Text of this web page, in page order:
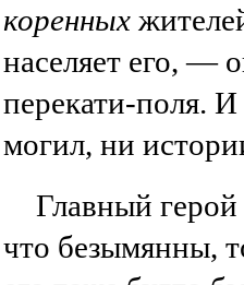
коренных
населяет его, —
перекати-поля.
могил, ни
Главный
что безымянны,